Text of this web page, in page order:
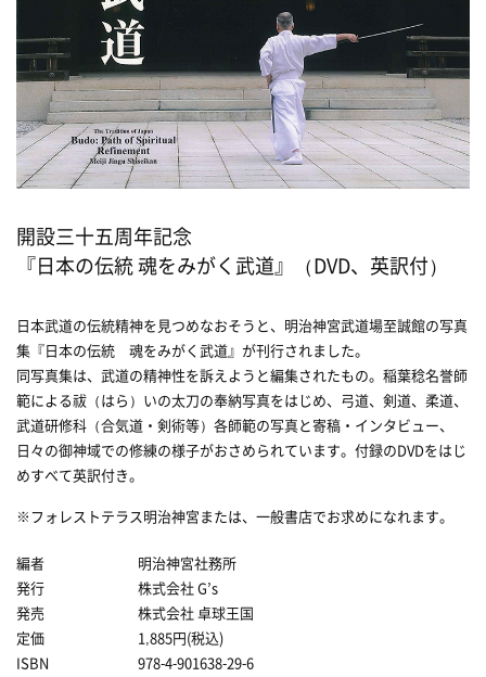
開設三十五周年記念
『日本の伝統 魂をみがく武道』（DVD、英訳付）
日本武道の伝統精神を見つめなおそうと、明治神宮武道場至誠館の写真
集『日本の伝統 魂をみがく武道』が刊行されました。
同写真集は、武道の精神性を訴えようと編集されたもの。稲葉稔名誉師
範による祓（はら）いの太刀の奉納写真をはじめ、弓道、剣道、柔道、
武道研修科（合気道・剣術等）各師範の写真と寄稿・インタビュー、
日々の御神域での修練の様子がおさめられています。付録のDVDをはじ
めすべて英訳付き。
※フォレストテラス明治神宮または、一般書店でお求めになれます。
編者
明治神宮社務所
発行
株式会社 G’s
発売
株式会社 卓球王国
定価
1,885円(税込)
ISBN
978-4-901638-29-6